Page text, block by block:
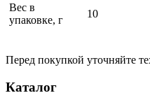
Вес в
упаковке, г
10
Перед покупкой уточняйте
Каталог